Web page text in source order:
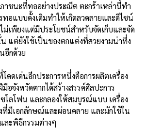
าชนะที่ทออย่างประณีต ตะกร้าเหล่านี้ทำ
ทอแบบดั้งเดิมทำให้เกิดลวดลายและดีไซน์
ม่เพียงแต่มีประโยชน์สำหรับจัดเก็บและจัด
แต่ยังใช้เป็นของตกแต่งที่สวยงามน่าทึ่ง
อีกด้วย
ดดเด่นอีกประการหนึ่งคือการผลิตเครื่อง
อจังหวัดตากได้สร้างสรรค์ศิลปะการ
โลโฟน และกลองให้สมบูรณ์แบบ เครื่อง
ที่มีเอกลักษณ์และผ่อนคลาย และมักใช้ใน
ละพิธีกรรมต่างๆ